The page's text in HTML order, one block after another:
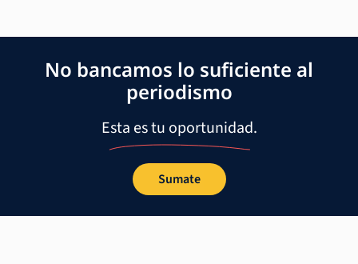
No bancamos lo suficiente al
periodismo
Esta es tu oportunidad.
Sumate